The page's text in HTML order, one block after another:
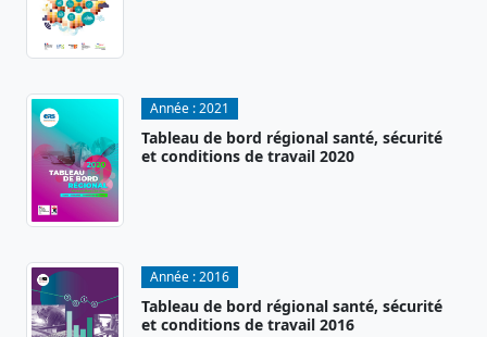
Année :2021
Tableau de bord régional santé, sécurité
et conditions de travail 2020
Année :2016
Tableau de bord régional santé, sécurité
et conditions de travail 2016